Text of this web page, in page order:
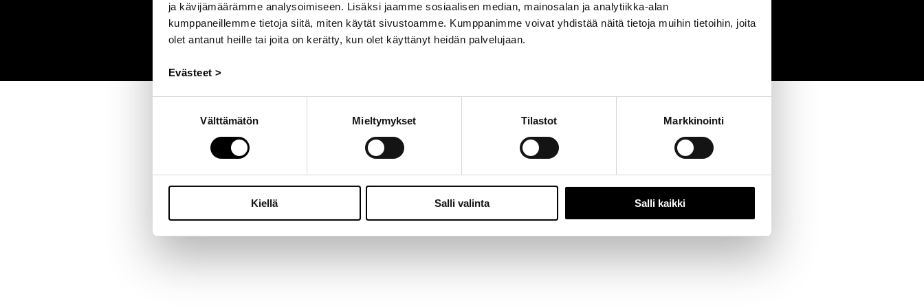
ja kävijämäärämme analysoimiseen. Lisäksi jaamme sosiaalisen median, mainosalan ja analytiikka-alan
kumppaneillemme tietoja siitä, miten käytät sivustoamme. Kumppanimme voivat yhdistää näitä tietoja muihin tietoihin, joita
olet antanut heille tai joita on kerätty, kun olet käyttänyt heidän palvelujaan.
Evästeet >
Välttämätön Mieltymykset Tilastot Markkinointi
Kiellä Salli valinta Salli kaikki
Jalasjärvi: Hallitie 1, 61600 Jalasjärvi | Avoinna: Ma-Pe 8:00 – 16:00 |06 457 5060
© 2024 - Seitoy Oy | Desing by
KOKO-Markkinointi